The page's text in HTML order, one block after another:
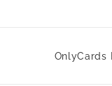
OnlyCards